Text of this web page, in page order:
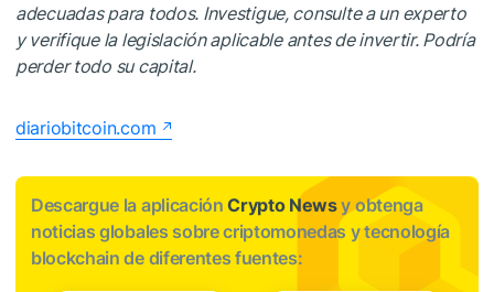
adecuadas para todos. Investigue, consulte a un experto
y verifique la legislación aplicable antes de invertir. Podría
perder todo su capital.
diariobitcoin.com
Descargue la aplicaciónCrypto Newsy obtenga
noticias globales sobre criptomonedas y tecnología
blockchain de diferentes fuentes: